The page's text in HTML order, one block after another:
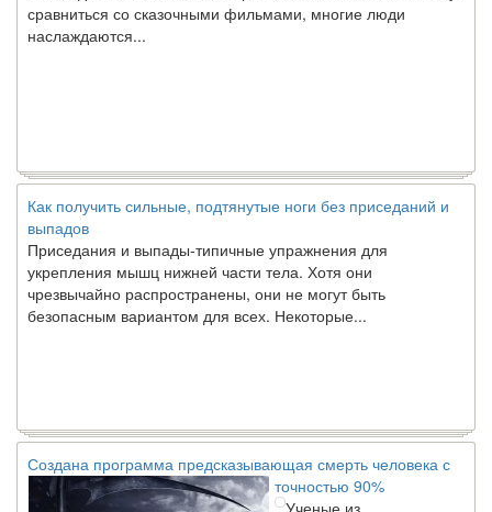
наслаждаются...
Как получить сильные, подтянутые ноги без приседаний и
выпадов
Приседания и выпады-типичные упражнения для
укрепления мышц нижней части тела. Хотя они
чрезвычайно распространены, они не могут быть
безопасным вариантом для всех. Некоторые...
Создана программа предсказывающая смерть человека с
точностью 90%
Ученые из